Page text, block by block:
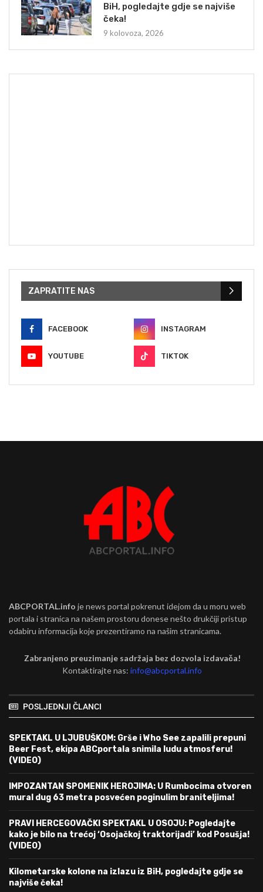
BiH, pogledajte gdje se najviše
čeka!
9 kolovoza, 2026
ZAPRATITE NAS
FACEBOOK INSTAGRAM
YOUTUBE TIKTOK
ABCPORTAL.info je news portal pokrenut idejom da u moru web
portala i stranica na našem prostoru donese nešto drukčiji pristup
odabiru informacija koje prezentiramo na našim stranicama.
Zabranjeno preuzimanje sadržaja bez dozvola izdavača!
Kontaktirajte nas:info@abcportal.info
POSLJEDNJI ČLANCI
SPEKTAKL U LJUBUŠKOM: Grše i Who See zapalili prepuni
Beer Fest, ekipa ABCportala snimila ludu atmosferu!
(VIDEO)
IMPOZANTAN SPOMENIK HEROJIMA: U Rumbocima otvoren
mural dug 63 metra posvećen poginulim braniteljima!
PRAVI HERCEGOVAČKI SPEKTAKL U OSOJU: Pogledajte
kako je bilo na trećoj ‘Osojačkoj traktorijadi’ kod Posušja!
(VIDEO)
Kilometarske kolone na izlazu iz BiH, pogledajte gdje se
najviše čeka!